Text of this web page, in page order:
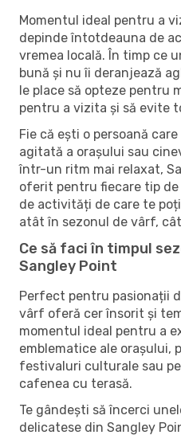
Momentul ideal pentru a
depinde întotdeauna de
vremea locală. În timp ce
bună și nu îi deranjează
le place să opteze pentru
pentru a vizita și să evite
Fie că ești o persoană
agitată a orașului sau
într-un ritm mai relaxat,
oferit pentru fiecare tip
de activități de care te
atât în ​​sezonul de vârf,
Ce să faci în timpul
Sangley Point
Perfect pentru pasionații
vârf oferă cer însorit și
momentul ideal pentru a
emblematice ale orașului,
festivaluri culturale sau
cafenea cu terasă.
Te gândești să încerci
delicatese din Sangley